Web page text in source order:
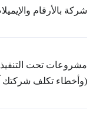
شركة بالأرقام
مشروعات تحت التنفيذ
(وأخطاء تكلف شركتك